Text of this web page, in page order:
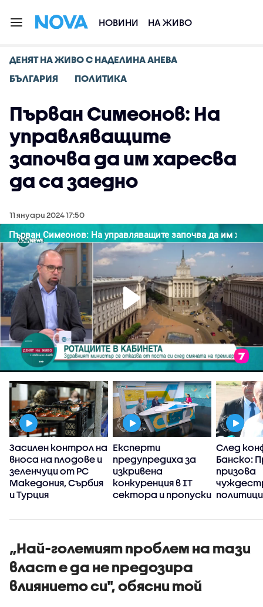
НОВИНИ НА ЖИВО
ДЕНЯТ НА ЖИВО С НАДЕЛИНА АНЕВА
БЪЛГАРИЯ
ПОЛИТИКА
Първан Симеонов: На
управляващите
започва да им харесва
да са заедно
11 януари 2024 17:50
Засилен контрол на
вноса на плодове и
зеленчуци от РС
Македония, Сърбия
и Турция
Експерти
предупредиха за
изкривена
конкуренция в IT
сектора и пропуски
киберсигурността
След
Банско:
призова
„Най-големият проблем на тази
власт е да не предозира
влиянието си", обясни той